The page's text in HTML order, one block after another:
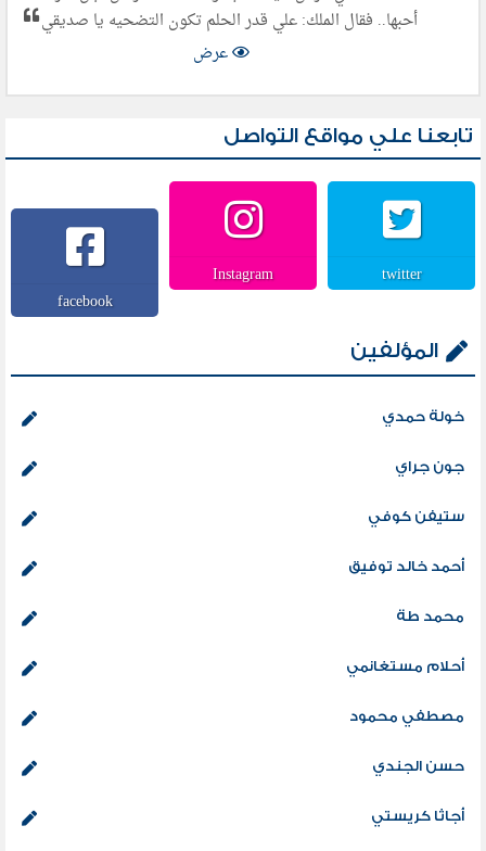
أحبها.. فقال الملك: علي قدر الحلم تكون التضحيه يا صديقي
عرض
تابعنا علي مواقع التواصل
twitter
Instagram
facebook
المؤلفين
خولة حمدي
جون جراي
ستيفن كوفي
أحمد خالد توفيق
محمد طة
أحلام مستغانمي
مصطفي محمود
حسن الجندي
أجاثا كريستي